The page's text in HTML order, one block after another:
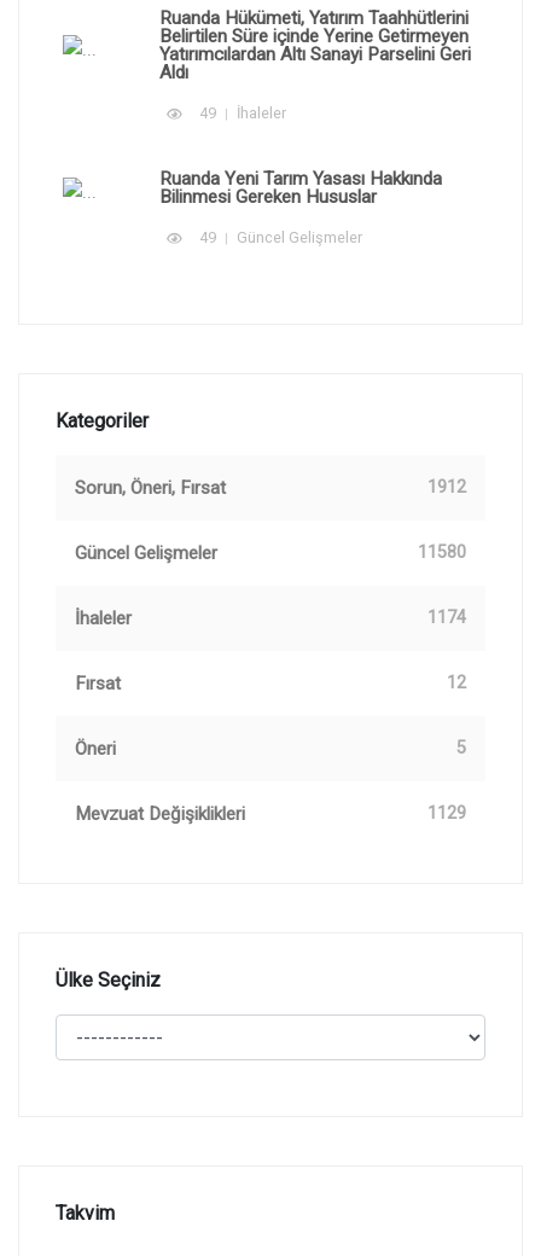
Ruanda Hükümeti, Yatırım Taahhütlerini
Belirtilen Süre içinde Yerine Getirmeyen
Yatırımcılardan Altı Sanayi Parselini Geri
Aldı
49 İhaleler
Ruanda Yeni Tarım Yasası Hakkında
Bilinmesi Gereken Hususlar
49 Güncel Gelişmeler
Kategoriler
Sorun, Öneri, Fırsat 1912
Güncel Gelişmeler 11580
İhaleler 1174
Fırsat 12
Öneri 5
Mevzuat Değişiklikleri 1129
Ülke Seçiniz
Takvim